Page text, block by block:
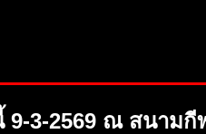
9-3-2569 ณ สนาม